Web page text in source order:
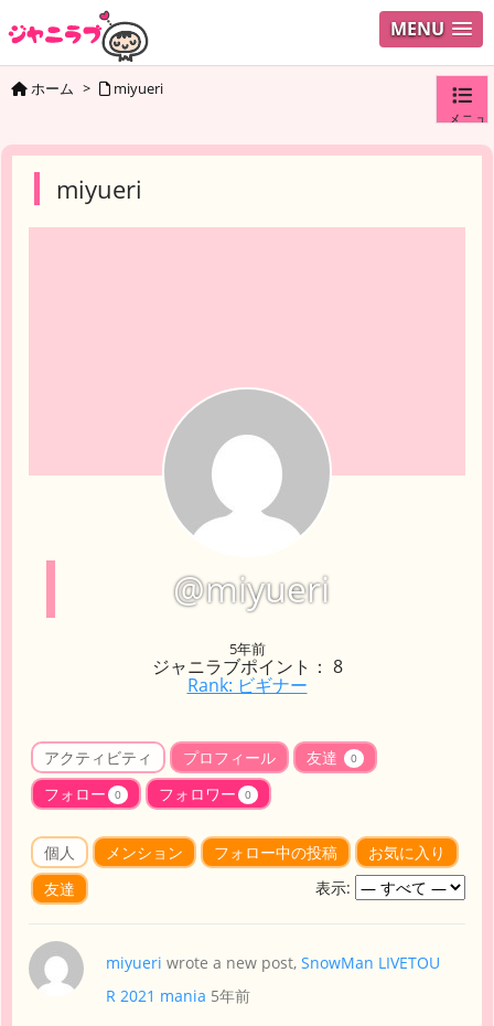
MENU
メニュ
ホーム > miyueri
miyueri
@miyueri
5年前
ジャニラブポイント： 8
Rank: ビギナー
アクティビティ プロフィール 友達 0
フォロー 0 フォロワー 0
個人 メンション フォロー中の投稿
お気に入り
友達
表示:
miyueri wrote a new post, SnowMan LIVETOU
R 2021 mania 5年前